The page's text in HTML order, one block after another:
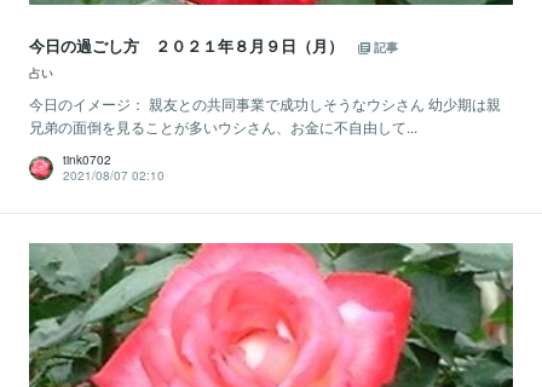
今日の過ごし方 ２０２１年８月９日（月）
記事
占い
今日のイメージ： 親友との共同事業で成功しそうなウシさん 幼少期は親
兄弟の面倒を見ることが多いウシさん、お金に不自由して...
tink0702
2021/08/07 02:10